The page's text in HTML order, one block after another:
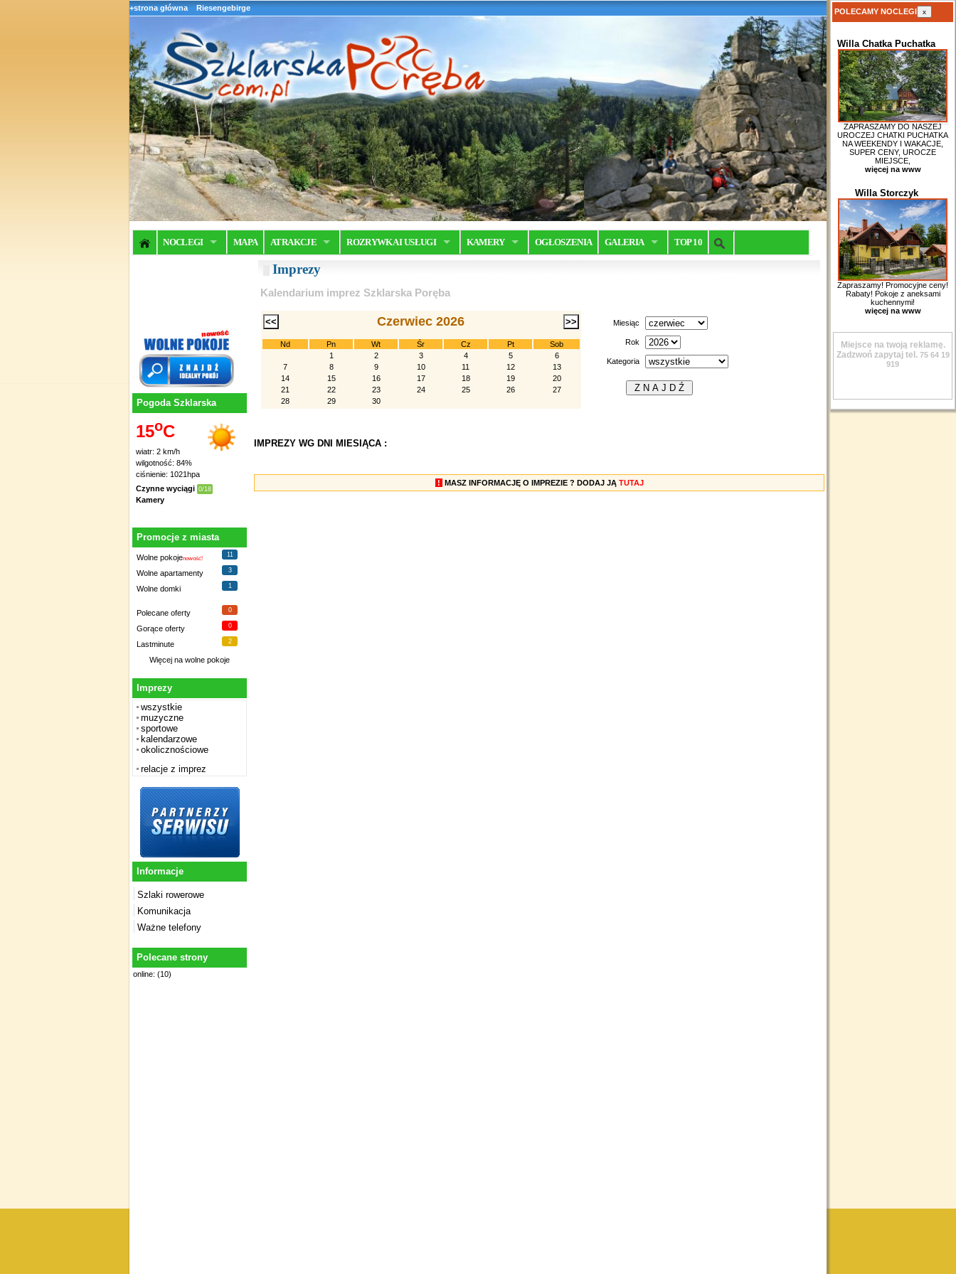
+strona główna Riesengebirge
NOCLEGI MAPA ATRAKCJE ROZRYWKA I USŁUGI KAMERY OGŁOSZENIA GALERIA TOP 10
Pogoda Szklarska
15oC
wiatr: 2 km/h
wilgotność: 84%
ciśnienie: 1021hpa
Czynne wyciągi 0/18
Kamery
Promocje z miasta
Wolne pokojenowość!
11
Wolne apartamenty 3
Wolne domki 1
Polecane oferty 0
Gorące oferty 0
Lastminute 2
Więcej na wolne pokoje
Imprezy
wszystkie
muzyczne
sportowe
kalendarzowe
okolicznościowe
relacje z imprez
Informacje
Szlaki rowerowe
Komunikacja
Ważne telefony
Polecane strony
online: (10)
Imprezy
Kalendarium imprez Szklarska Poręba
Czerwiec 2026
Nd Pn Wt Śr Cz Pt
Sob
1
2 3 4 5
6
7
8 9 10 11 12
13
14
15 16 17 18 19
20
21
22 23 24 25 26
27
28
29 30
Miesiąc
Rok
Kategoria
IMPREZY WG DNI MIESIĄCA :
! MASZ INFORMACJĘ O IMPREZIE ? DODAJ JĄ TUTAJ
POLECAMY NOCLEGI x
Willa Chatka Puchatka
ZAPRASZAMY DO NASZEJ
UROCZEJ CHATKI PUCHATKA
NA WEEKENDY I WAKACJE,
SUPER CENY, UROCZE
MIEJSCE,
więcej na www
Willa Storczyk
Zapraszamy! Promocyjne ceny!
Rabaty! Pokoje z aneksami
kuchennymi!
więcej na www
Miejsce na twoją reklamę.
Zadzwoń zapytaj tel. 75 64 19
919